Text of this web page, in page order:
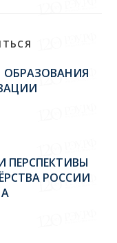
ОБРАЗОВАНИЯ
ПЕРСПЕКТИВЫ
РОССИИ